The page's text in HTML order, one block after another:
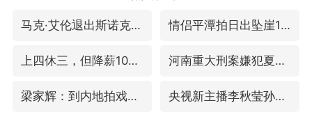
马克·艾伦退出斯诺克中国公开赛 情侣平潭拍日出坠崖1死1伤
上四休三，但降薪1000元，你接受吗？ 河南重大刑案嫌犯夏某钢落网
梁家辉：到内地拍戏不是北上是回归 央视新主播李秋莹孙亚鹏亮相